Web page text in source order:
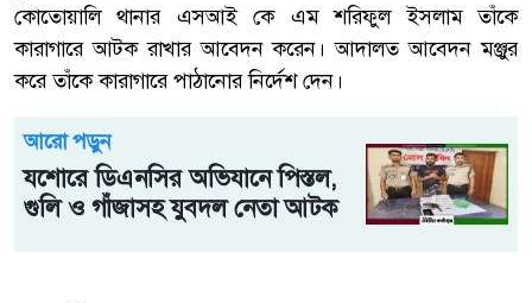
কোতোয়ালি থানার এসআই কে এম শরিফুল ইসলাম তাঁকে
কারাগারে আটক রাখার আবেদন করেন। আদালত আবেদন মঞ্জুর
করে তাঁকে কারাগারে পাঠানোর নির্দেশ দেন।
আরো পড়ুন
যশোরে ডিএনসির অভিযানে পিস্তল,
গুলি ও গাঁজাসহ যুবদল নেতা আটক